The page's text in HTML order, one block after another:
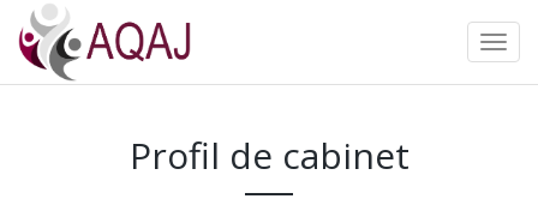
Profil de cabinet